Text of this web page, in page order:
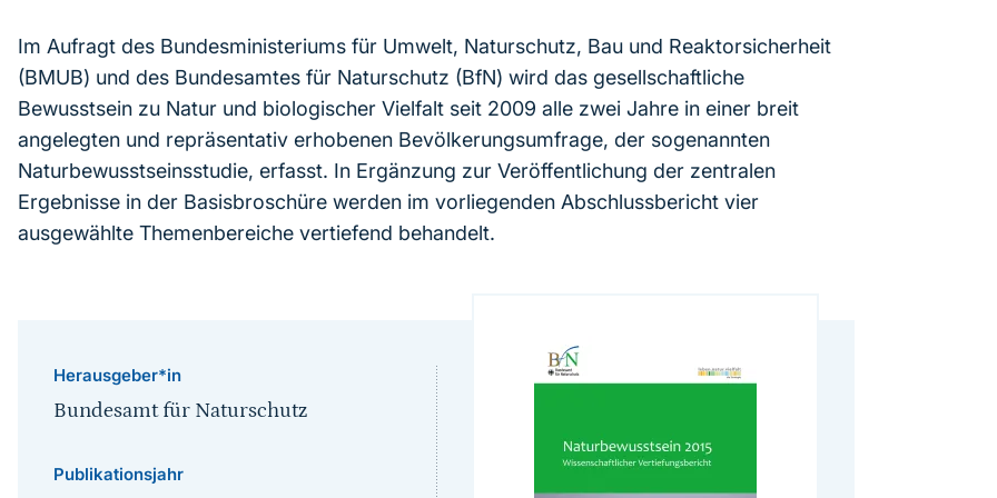
Im Aufragt des Bundesministeriums für Umwelt, Naturschutz, Bau und Reaktorsicherheit
(BMUB) und des Bundesamtes für Naturschutz (BfN) wird das gesellschaftliche
Bewusstsein zu Natur und biologischer Vielfalt seit 2009 alle zwei Jahre in einer breit
angelegten und repräsentativ erhobenen Bevölkerungsumfrage, der sogenannten
Naturbewusstseinsstudie, erfasst. In Ergänzung zur Veröffentlichung der zentralen
Ergebnisse in der Basisbroschüre werden im vorliegenden Abschlussbericht vier
ausgewählte Themenbereiche vertiefend behandelt.
Herausgeber*in
Bundesamt für Naturschutz
Publikationsjahr